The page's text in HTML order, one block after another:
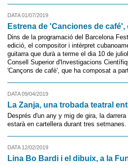
DATA 01/07/2019
Estrena de 'Canciones de
Dins de la programació del Barcelona
edició, el compositor i intèrpret
guitarra que durà a terme el dia 10 de
Consell Superior d'Investigacions
'Cançons de cafè', que ha composat a
DATA 09/04/2019
La Zanja, una trobada teatral
Després d'un any y mig de gira, la
estarà en cartellera durant tres
DATA 12/02/2019
Lina Bo Bardi i el dibuix, a la